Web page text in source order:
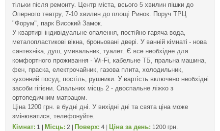
тільки після ремонту. Центр міста, всього 5 хвилин пішки до
Оперного театру, 7-10 хвилин до площі Ринок. Поруч ТРЦ
"Форум", парк Високий Замок.
У квартирі індивідуальне опалення, постійно гаряча вода,
металопластикові вікна, броньовані двері. У ванній кімнаті - нова
сантехніка, душ, умивальник, туалет. Є все необхідне для
комфортного проживання - Wi-Fi, кабельне ТБ, пральна машина,
фен, праска, електрочайник, газова плита, холодильник,
кухонний посуд, постіль, рушники. У вартість включено необхідні
засоби гігієни. Спальних місць 2 - двоспальне ліжко з
ортопедичним матрацом.
Ціна 1200 грн. в будні дні. У вихідні дні та свята ціна може
змінюватися, телефонуйте.
Кімнат: 1 | Місць: 2 | Поверх: 4 | Ціна за день: 1200 грн.